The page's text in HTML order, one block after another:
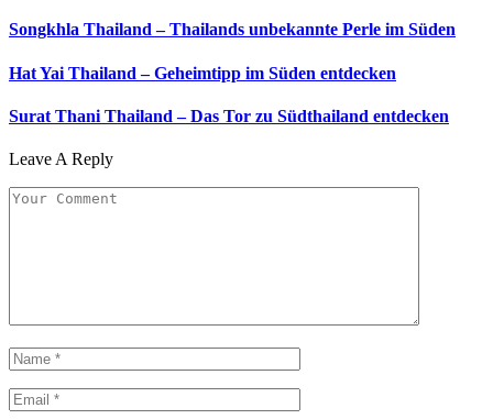
Songkhla Thailand – Thailands unbekannte Perle im Süden
Hat Yai Thailand – Geheimtipp im Süden entdecken
Surat Thani Thailand – Das Tor zu Südthailand entdecken
Leave A Reply